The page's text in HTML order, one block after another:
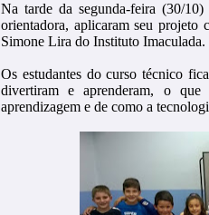
Na tarde da segunda-feira (30/
orientadora, aplicaram seu projeto
Simone Lira do Instituto Imaculada.
Os estudantes do curso técnico
divertiram e aprenderam, o
aprendizagem e de como a